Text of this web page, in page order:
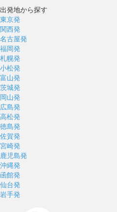
出発地から探す
東京発
関西発
名古屋発
福岡発
札幌発
小松発
富山発
茨城発
岡山発
広島発
高松発
徳島発
佐賀発
宮崎発
鹿児島発
沖縄発
函館発
仙台発
岩手発